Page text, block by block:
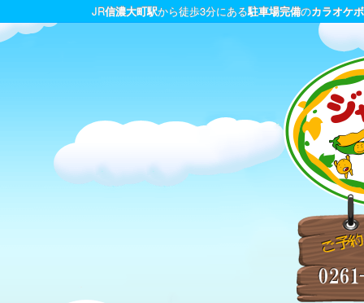
JR信濃大町駅から徒歩3分にある駐車場完備のカラオケ